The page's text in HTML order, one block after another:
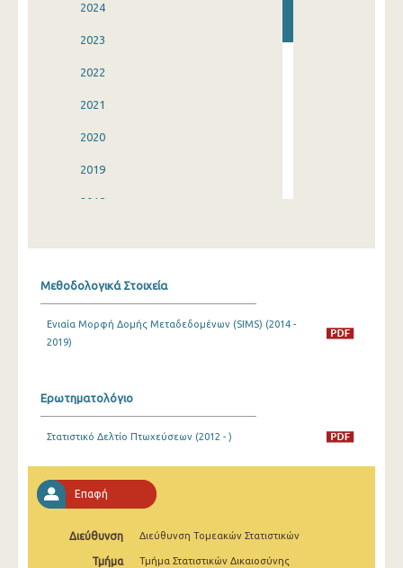
2024
2023
2022
2021
2020
2019
2018
2014
2012
2009
2007
Μεθοδολογικά Στοιχεία
Ενιαία Μορφή Δομής Μεταδεδομένων (SIMS) (2014 -
2019)
Ερωτηματολόγιο
Στατιστικό Δελτίο Πτωχεύσεων (2012 - )
Επαφή
Διεύθυνση Διεύθυνση Τομεακών Στατιστικών
Τμήμα Τμήμα Στατιστικών Δικαιοσύνης